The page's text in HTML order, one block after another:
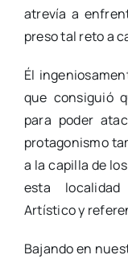
atrevía a
preso tal reto a
Él
que consiguió
para poder
protagonismo
a la capilla de
esta
Artístico y
Bajando en